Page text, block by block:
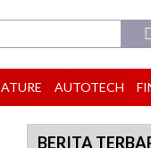
AUTOTECH
BERITA